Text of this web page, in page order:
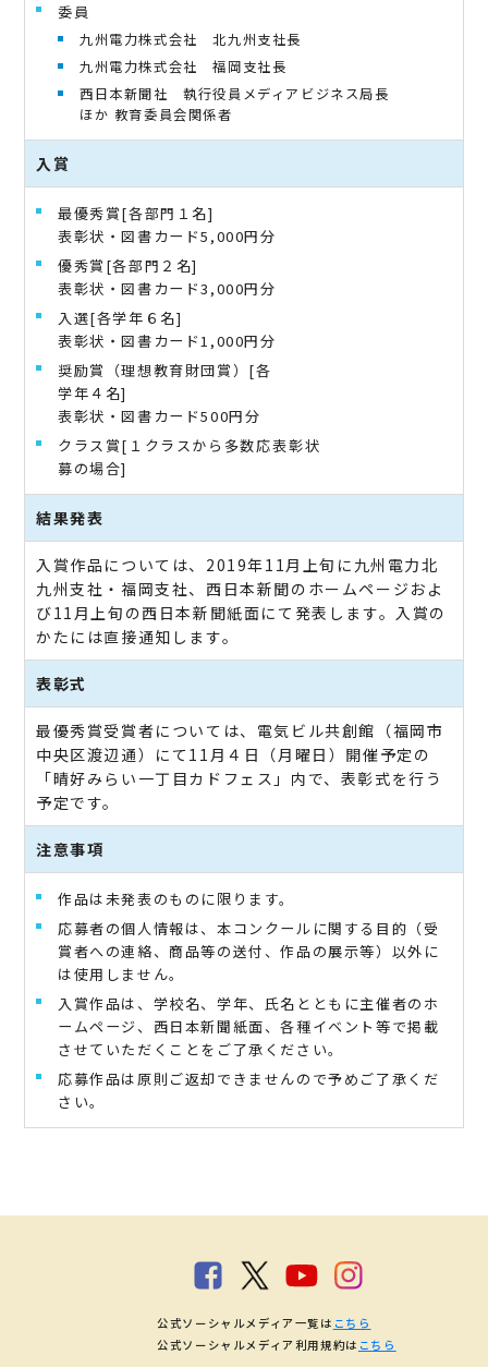
委員
九州電力株式会社 北九州支社長
九州電力株式会社 福岡支社長
西日本新聞社 執行役員メディアビジネス局長
ほか 教育委員会関係者
入賞
最優秀賞[各部門１名]
表彰状・図書カード5,000円分
優秀賞[各部門２名]
表彰状・図書カード3,000円分
入選[各学年６名]
表彰状・図書カード1,000円分
奨励賞（理想教育財団賞）[各
学年４名]
表彰状・図書カード500円分
クラス賞[１クラスから多数応
募の場合]
表彰状
結果発表
入賞作品については、2019年11月上旬に九州電力北
九州支社・福岡支社、西日本新聞のホームページおよ
び11月上旬の西日本新聞紙面にて発表します。入賞の
かたには直接通知します。
表彰式
最優秀賞受賞者については、電気ビル共創館（福岡市
中央区渡辺通）にて11月４日（月曜日）開催予定の
「晴好みらい一丁目カドフェス」内で、表彰式を行う
予定です。
注意事項
作品は未発表のものに限ります。
応募者の個人情報は、本コンクールに関する目的（受
賞者への連絡、商品等の送付、作品の展示等）以外に
は使用しません。
入賞作品は、学校名、学年、氏名とともに主催者のホ
ームページ、西日本新聞紙面、各種イベント等で掲載
させていただくことをご了承ください。
応募作品は原則ご返却できませんので予めご了承くだ
さい。
公式ソーシャルメディア一覧は こちら
公式ソーシャルメディア利用規約は こちら